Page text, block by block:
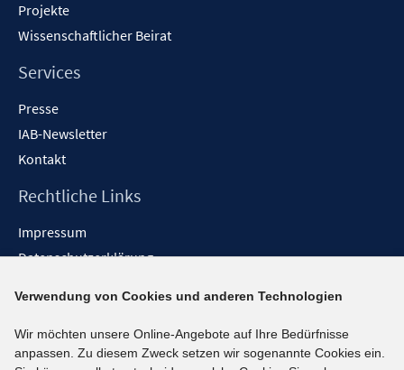
Projekte
Wissenschaftlicher Beirat
Services
Presse
IAB-Newsletter
Kontakt
Rechtliche Links
Impressum
Datenschutzerklärung
Barrieren melden
Social-Media-Kanäle
Verwendung von Cookies und anderen Technologien
Wir möchten unsere Online-Angebote auf Ihre Bedürfnisse
anpassen. Zu diesem Zweck setzen wir sogenannte Cookies ein.